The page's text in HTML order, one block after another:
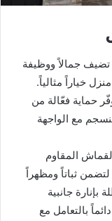
جمالاً ووظيفة
خياراً مثالياً.
حماية فعّالة من
مع الواجهة
المقاوم
ثباتاً ومظهراً
بإنارة جانبية
بالتعامل مع